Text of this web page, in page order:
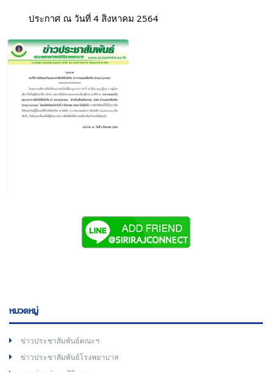
	ประกาศ ณ วันที่ 4 สิงหาคม 2564
หมวดหมู่
ข่าวประชาสัมพันธ์คณะฯ
ข่าวประชาสัมพันธ์โรงพยาบาล